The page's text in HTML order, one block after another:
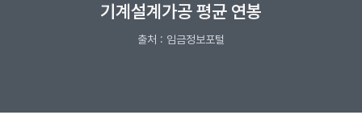
기계설계가공 평균 연봉
출처 : 임금정보포털